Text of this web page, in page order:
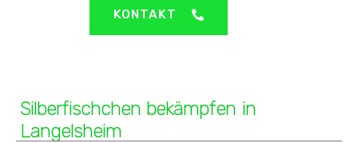
Silberfischchen bekämpfen in
Langelsheim
KONTAKT